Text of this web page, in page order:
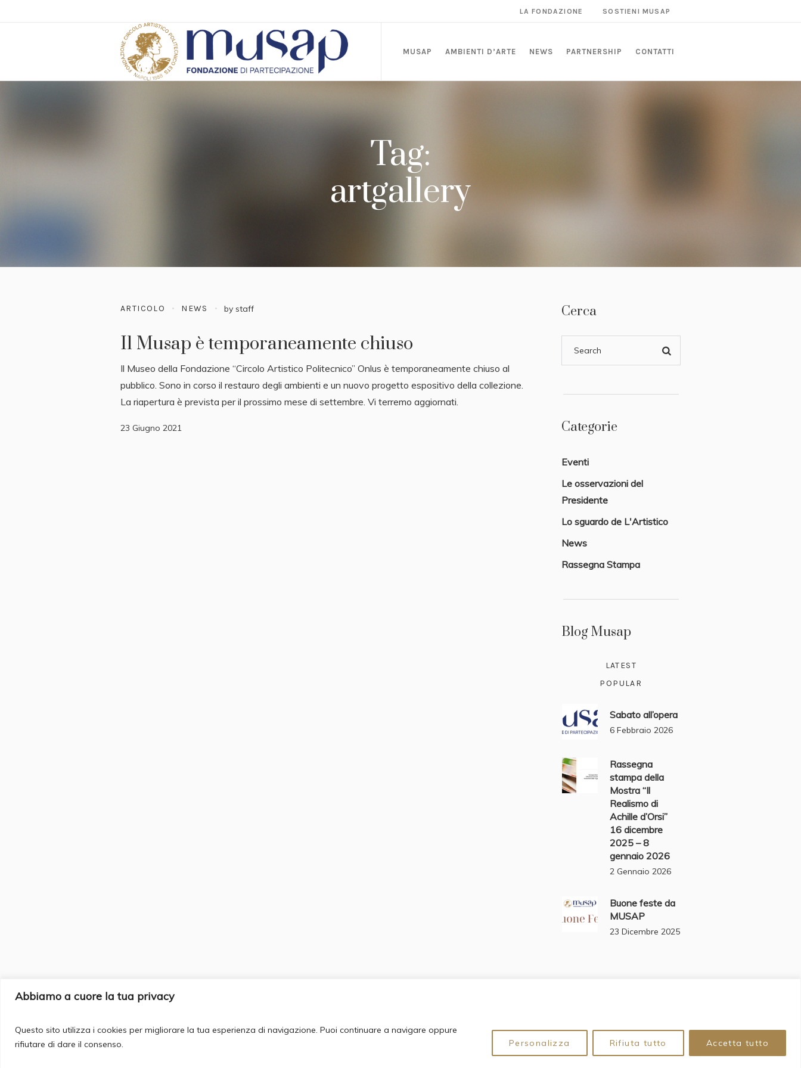
Abbiamo a cuore la tua privacy
Questo sito utilizza i cookies per migliorare la tua esperienza di navigazione. Puoi continuare a navigare oppure
rifiutare di dare il consenso.
Personalizza Rifiuta tutto Accetta tutto
LA FONDAZIONE SOSTIENI MUSAP
MUSAP AMBIENTI D’ARTE NEWS PARTNERSHIP CONTATTI
Tag:
artgallery
ARTICOLO NEWS by staff
Il Musap è temporaneamente chiuso
Il Museo della Fondazione “Circolo Artistico Politecnico” Onlus è temporaneamente chiuso al
pubblico. Sono in corso il restauro degli ambienti e un nuovo progetto espositivo della collezione.
La riapertura è prevista per il prossimo mese di settembre. Vi terremo aggiornati.
23 Giugno 2021
Cerca
Categorie
Eventi
Le osservazioni del
Presidente
Lo sguardo de L'Artistico
News
Rassegna Stampa
Blog Musap
LATEST
POPULAR
Sabato all’opera
6 Febbraio 2026
Rassegna
stampa della
Mostra “Il
Realismo di
Achille d’Orsi”
16 dicembre
2025 – 8
gennaio 2026
2 Gennaio 2026
Buone feste da
MUSAP
23 Dicembre 2025